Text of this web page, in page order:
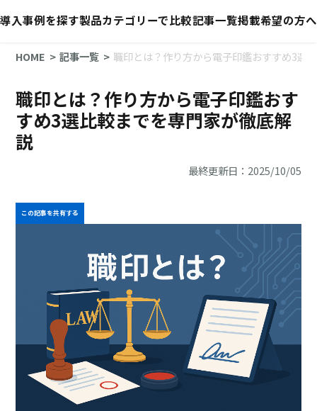
導入事例を探す製品カテゴリーで比較記事一覧掲載希望の方へ
HOME 記事一覧 職印とは？作り方から電子印鑑おすすめ3選
職印とは？作り方から電子印鑑おす
すめ3選比較までを専門家が徹底解
説
最終更新日：2025/10/05
この記事を共有する